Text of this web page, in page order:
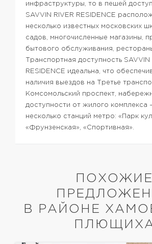
инфраструктуры, то в пешей
SAVVIN RIVER RESIDENCE
несколько известных московских
садов, многочисленные магазины,
бытового обслуживания,
Транспортная доступность SAVVIN
RESIDENCE идеальна, что
наличия выездов на Третье
Комсомольский проспект,
доступности от жилого комплекса
несколько станций метро: «Парк
«Фрунзенская», «Спортивная».
ПОХОЖИЕ
В РАЙОНЕ